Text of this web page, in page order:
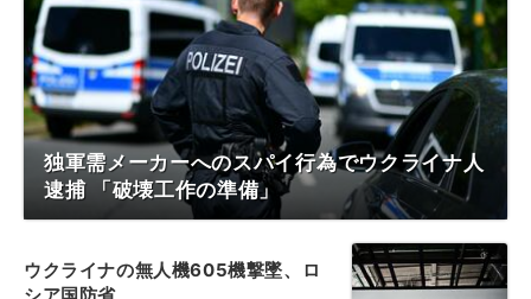
独軍需メーカーへのスパイ行為でウクライナ人
逮捕 「破壊工作の準備」
ウクライナの無人機605機撃墜、ロ